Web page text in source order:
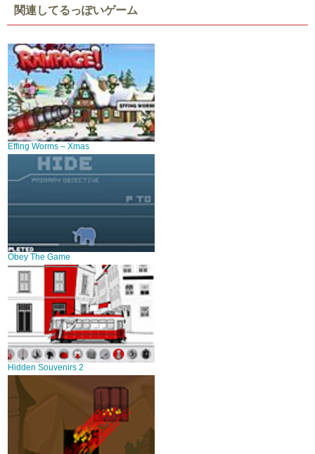
関連してるっぽいゲーム
Effing Worms – Xmas
Obey The Game
Hidden Souvenirs 2